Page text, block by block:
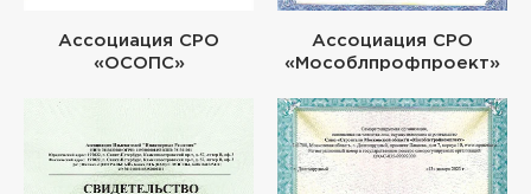
Ассоциация СРО
«ОСОПС»
Ассоциация СРО
«Мособлпрофпроект»